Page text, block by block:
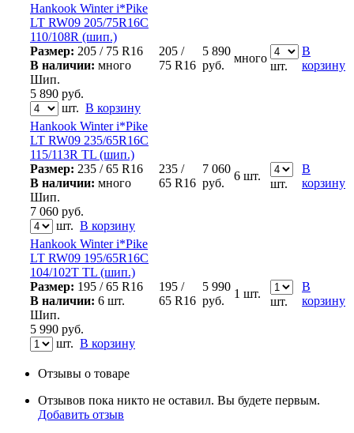
Hankook Winter i*Pike
LT RW09 205/75R16C
110/108R (шип.)
Размер: 205 / 75 R16
В наличии: много
Шип.
5 890 руб.
шт. В корзину
205 /
75 R16
5 890
руб.
много
шт.
В
корзину
Hankook Winter i*Pike
LT RW09 235/65R16C
115/113R TL (шип.)
Размер: 235 / 65 R16
В наличии: много
Шип.
7 060 руб.
шт. В корзину
235 /
65 R16
7 060
руб.
6 шт.
шт.
В
корзину
Hankook Winter i*Pike
LT RW09 195/65R16C
104/102T TL (шип.)
Размер: 195 / 65 R16
В наличии: 6 шт.
Шип.
5 990 руб.
шт. В корзину
195 /
65 R16
5 990
руб.
1 шт.
шт.
В
корзину
Отзывы о товаре
Отзывов пока никто не оставил. Вы будете первым.
Добавить отзыв